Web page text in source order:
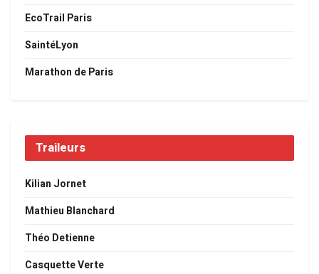
EcoTrail Paris
SaintéLyon
Marathon de Paris
Traileurs
Kilian Jornet
Mathieu Blanchard
Théo Detienne
Casquette Verte